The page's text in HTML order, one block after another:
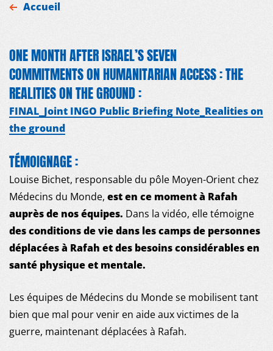
MDM
SUR LE TERRAIN
ACTUALITÉS
PUBLICATIONS
NOUS REJOINDRE
NOUS SOUTENIR
Accueil
ONE MONTH AFTER ISRAEL’S SEVEN
COMMITMENTS ON HUMANITARIAN ACCESS : THE
REALITIES ON THE GROUND :
FINAL_Joint INGO Public Briefing Note_Realities on
the ground
TÉMOIGNAGE :
Louise Bichet, responsable du pôle Moyen-Orient chez
Médecins du Monde, est en ce moment à Rafah
auprès de nos équipes. Dans la vidéo, elle témoigne
des conditions de vie dans les camps de personnes
déplacées à Rafah et des besoins considérables en
santé physique et mentale.
Les équipes de Médecins du Monde se mobilisent tant
bien que mal pour venir en aide aux victimes de la
guerre, maintenant déplacées à Rafah.